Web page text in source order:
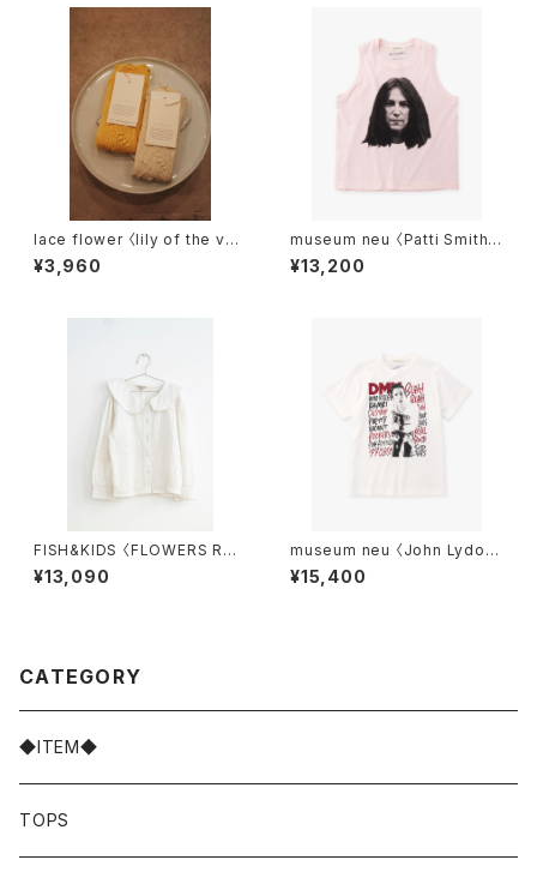
lace flower 〈lily of the vall
ey〉
¥3,960
museum neu 〈Patti Smith T
ank〉
¥13,200
FISH&KIDS 〈FLOWERS RO
MANTIC BLOUSE〉
¥13,090
museum neu 〈John Lydon
T-shirt〉
¥15,400
CATEGORY
◆ITEM◆
TOPS